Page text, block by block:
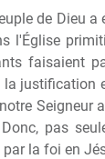
de Dieu
l'Église
faisaient
justification
pas
la foi en